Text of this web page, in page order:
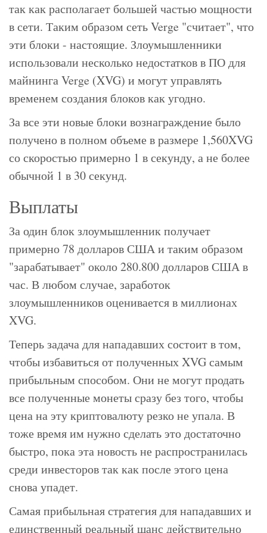
так как располагает большей частью мощности
в сети. Таким образом сеть Verge "считает", что
эти блоки - настоящие. Злоумышленники
использовали несколько недостатков в ПО для
майнинга Verge (XVG) и могут управлять
временем создания блоков как угодно.
За все эти новые блоки вознаграждение было
получено в полном объеме в размере 1,560XVG
со скоростью примерно 1 в секунду, а не более
обычной 1 в 30 секунд.
Выплаты
За один блок злоумышленник получает
примерно 78 долларов США и таким образом
"зарабатывает" около 280.800 долларов США в
час. В любом случае, заработок
злоумышленников оценивается в миллионах
XVG.
Теперь задача для нападавших состоит в том,
чтобы избавиться от полученных XVG самым
прибыльным способом. Они не могут продать
все полученные монеты сразу без того, чтобы
цена на эту криптовалюту резко не упала. В
тоже время им нужно сделать это достаточно
быстро, пока эта новость не распространилась
среди инвесторов так как после этого цена
снова упадет.
Самая прибыльная стратегия для нападавших и
единственный реальный шанс действительно